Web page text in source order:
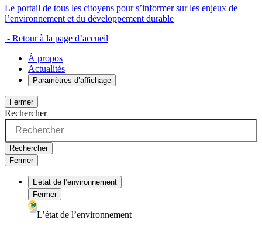
Le portail de tous les citoyens pour s’informer sur les enjeux de
l’environnement et du développement durable
- Retour à la page d’accueil
À propos
Actualités
Paramètres d’affichage
Fermer
Rechercher
Rechercher
Fermer
L’état de l’environnement
Fermer
L’état de l’environnement